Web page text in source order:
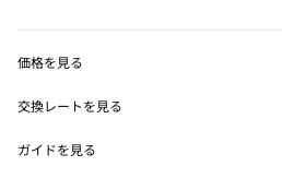
MetaMask Connect
Snaps
セキュリティ
価格を見る
イーサリアムの価格
Solanaの価格
交換レートを見る
ETH→USD
ガイドを見る